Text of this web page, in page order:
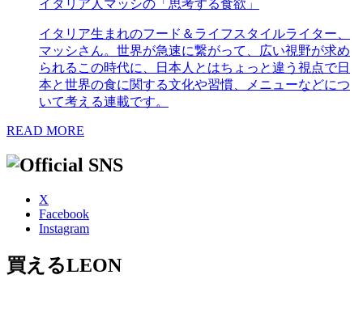
イタリア人マッシの「思考する食欲」
イタリア生まれのフード＆ライフスタイルライター、
マッシさん。世界が急速に繋がって、広い視野が求め
られるこの時代に、日本人とはちょっと違う視点で日
本と世界の食に関する文化や習慣、メニューなどにつ
いて考える連載です。
READ MORE
X
Facebook
Instagram
買えるLEON